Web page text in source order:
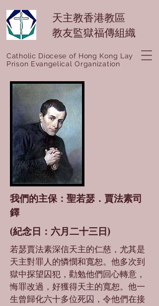
天主教香港教區
教友監獄福傳組織
Catholic Diocese of Hong Kong Lay
Prison Evangelical Organization
我們的主保：聖若瑟．賈法素司
鐸
(紀念日：六月二十三日)
若瑟賈法素深信天主的仁慈，尤其是
天主對罪人的憐憫和寬恕。他多次到
獄中探望囚犯，勸勉他們回心轉意，
悔罪改過，好獲得天主的寬恕。他一
生曾歸化六十多位死囚，令他們在接